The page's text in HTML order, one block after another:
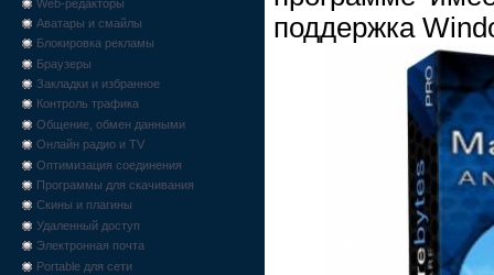
Web-редакторы
Аватары и смайлы
Блокировка рекламы
Браузеры
Закладки и избранное
Контроль трафика
Общение, обмен данными
Онлайн радио и TV
Оптимизация соединения
Программы для скачивания
Скины и плагины
Удаленный доступ
Электронная почта
Portable для сети
поддержка